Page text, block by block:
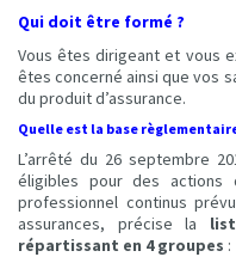
Qui doit être formé ?
Vous êtes dirigeant et vous
êtes concerné ainsi que vos
du produit d’assurance.
Quelle est la base
L’arrêté du 26 septembre
éligibles pour des actions
professionnel continus
assurances, précise la
répartissant en 4 groupes :